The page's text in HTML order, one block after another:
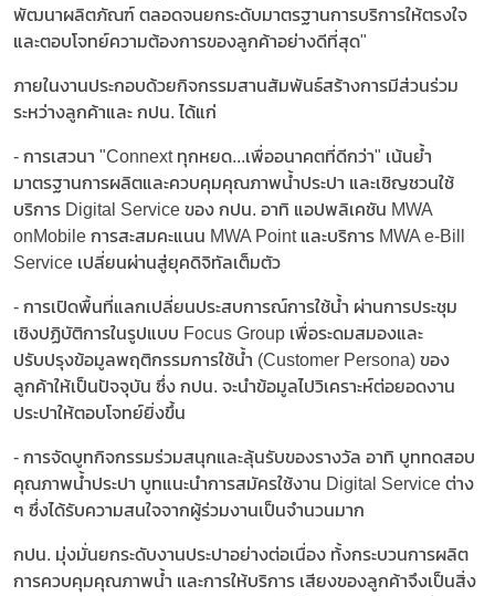
พัฒนาผลิตภัณฑ์ ตลอดจนยกระดับมาตรฐานการบริการให้ตรงใจ
และตอบโจทย์ความต้องการของลูกค้าอย่างดีที่สุด"
ภายในงานประกอบด้วยกิจกรรมสานสัมพันธ์สร้างการมีส่วนร่วม
ระหว่างลูกค้าและ กปน. ได้แก่
- การเสวนา "Connext ทุกหยด...เพื่ออนาคตที่ดีกว่า" เน้นย้ำ
มาตรฐานการผลิตและควบคุมคุณภาพน้ำประปา และเชิญชวนใช้
บริการ Digital Service ของ กปน. อาทิ แอปพลิเคชัน MWA
onMobile การสะสมคะแนน MWA Point และบริการ MWA e-Bill
Service เปลี่ยนผ่านสู่ยุคดิจิทัลเต็มตัว
- การเปิดพื้นที่แลกเปลี่ยนประสบการณ์การใช้น้ำ ผ่านการประชุม
เชิงปฏิบัติการในรูปแบบ Focus Group เพื่อระดมสมองและ
ปรับปรุงข้อมูลพฤติกรรมการใช้น้ำ (Customer Persona) ของ
ลูกค้าให้เป็นปัจจุบัน ซึ่ง กปน. จะนำข้อมูลไปวิเคราะห์ต่อยอดงาน
ประปาให้ตอบโจทย์ยิ่งขึ้น
- การจัดบูทกิจกรรมร่วมสนุกและลุ้นรับของรางวัล อาทิ บูททดสอบ
คุณภาพน้ำประปา บูทแนะนำการสมัครใช้งาน Digital Service ต่าง
ๆ ซึ่งได้รับความสนใจจากผู้ร่วมงานเป็นจำนวนมาก
กปน. มุ่งมั่นยกระดับงานประปาอย่างต่อเนื่อง ท้้งกระบวนการผลิต
การควบคุมคุณภาพน้ำ และการให้บริการ เสียงของลูกค้าจึงเป็นสิ่ง